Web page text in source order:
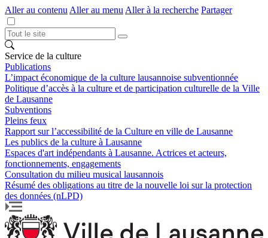
Aller au contenu Aller au menu Aller à la recherche Partager
Service de la culture
Publications
L’impact économique de la culture lausannoise subventionnée
Politique d’accès à la culture et de participation culturelle de la Ville
de Lausanne
Subventions
Pleins feux
Rapport sur l’accessibilité de la Culture en ville de Lausanne
Les publics de la culture à Lausanne
Espaces d'art indépendants à Lausanne. Actrices et acteurs,
fonctionnements, engagements
Consultation du milieu musical lausannois
Résumé des obligations au titre de la nouvelle loi sur la protection
des données (nLPD)